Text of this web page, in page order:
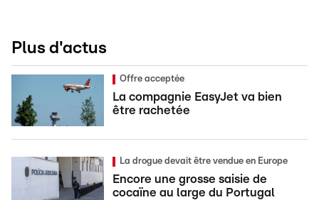
Plus d'actus
Offre acceptée
La compagnie EasyJet va bien
être rachetée
La drogue devait être vendue en Europe
Encore une grosse saisie de
cocaïne au large du Portugal